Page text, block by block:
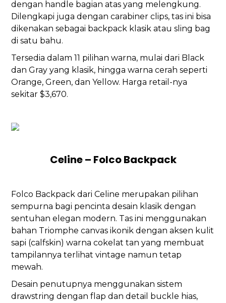
dengan handle bagian atas yang melengkung.
Dilengkapi juga dengan carabiner clips, tas ini bisa
dikenakan sebagai backpack klasik atau sling bag
di satu bahu.
Tersedia dalam 11 pilihan warna, mulai dari Black
dan Gray yang klasik, hingga warna cerah seperti
Orange, Green, dan Yellow. Harga retail-nya
sekitar $3,670.
Celine – Folco Backpack
Folco Backpack dari Celine merupakan pilihan
sempurna bagi pencinta desain klasik dengan
sentuhan elegan modern. Tas ini menggunakan
bahan Triomphe canvas ikonik dengan aksen kulit
sapi (calfskin) warna cokelat tan yang membuat
tampilannya terlihat vintage namun tetap
mewah.
Desain penutupnya menggunakan sistem
drawstring dengan flap dan detail buckle hias,